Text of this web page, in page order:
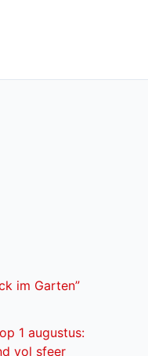
im Garten”
1 augustus:
vol sfeer